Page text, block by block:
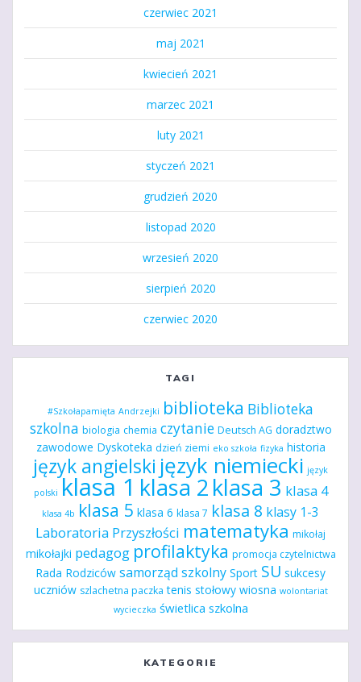
czerwiec 2021
maj 2021
kwiecień 2021
marzec 2021
luty 2021
styczeń 2021
grudzień 2020
listopad 2020
wrzesień 2020
sierpień 2020
czerwiec 2020
TAGI
#Szkołapamięta Andrzejki biblioteka Biblioteka
szkolna biologia chemia czytanie Deutsch AG doradztwo
zawodowe Dyskoteka dzień ziemi eko szkoła fizyka historia
język angielski język niemiecki język
polski klasa 1 klasa 2klasa 3 klasa 4
klasa 4b klasa 5 klasa 6 klasa 7 klasa 8 klasy 1-3
Laboratoria Przyszłości matematyka mikołaj
mikołajki pedagog profilaktyka promocja czytelnictwa
Rada Rodziców samorząd szkolny Sport SU sukcesy
uczniów szlachetna paczka tenis stołowy wiosna wolontariat
wycieczka świetlica szkolna
KATEGORIE